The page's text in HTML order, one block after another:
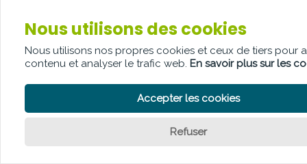
Nous utilisons des cookies
Nous utilisons nos propres cookies et ceux de tiers pour
contenu et analyser le trafic web. En savoir plus sur les
Accepter les cookies
Refuser